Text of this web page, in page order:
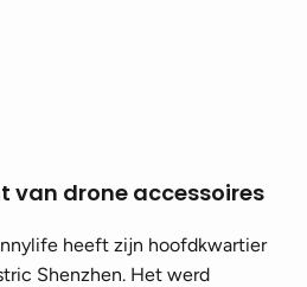
van drone accessoires
heeft zijn hoofdkwartier
Shenzhen. Het werd